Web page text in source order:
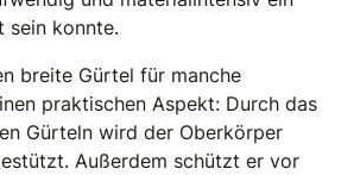
sein konnte.
breite Gürtel für manche
praktischen Aspekt: Durch das
Gürteln wird der Oberkörper
Außerdem schützt er vor